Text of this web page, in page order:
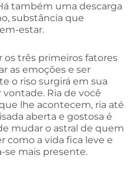
também uma descarga
substância que
estar.
os três primeiros fatores
as emoções e ser
o riso surgirá em sua
Ria de você
lhe acontecem, ria até
aberta e gostosa é
mudar o astral de quem
como a vida fica leve e
mais presente.